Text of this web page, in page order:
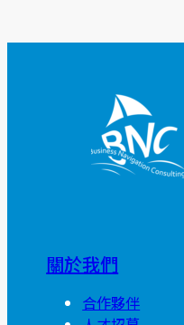
關於我們
合作夥伴